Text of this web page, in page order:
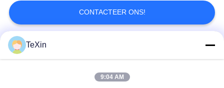
45
CONTACTEER ONS!
populaire categorieën
TeXin
9:04 AM